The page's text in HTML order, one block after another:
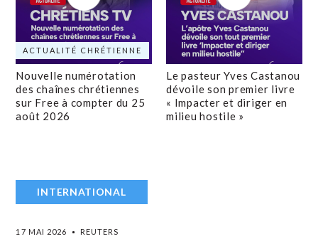
ACTUALITÉ CHRÉTIENNE
Nouvelle numérotation
des chaînes chrétiennes
sur Free à compter du 25
août 2026
Le pasteur Yves Castanou
dévoile son premier livre
« Impacter et diriger en
milieu hostile »
INTERNATIONAL
17 MAI 2026 REUTERS